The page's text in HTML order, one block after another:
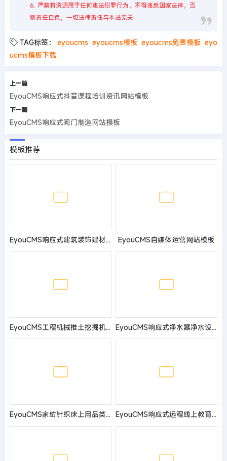
6. 严禁将资源用于任何违法犯罪行为，不得违反国家法律，否
则责任自负，一切法律责任与本站无关
TAG标签： eyoucms eyoucms模板 eyoucms免费模板 eyo
ucms模板下载
上一篇
EyouCMS响应式抖音课程培训资讯网站模板
下一篇
EyouCMS响应式阀门制造网站模板
模板推荐
EyouCMS响应式建筑装饰建材科技网站模板 EyouCMS自媒体运营网站模板
EyouCMS工程机械推土挖掘机类网站模板 EyouCMS响应式净水器净水设备网站模板（双语）
EyouCMS家纺针织床上用品类网站模板 EyouCMS响应式远程线上教育机构网站模板